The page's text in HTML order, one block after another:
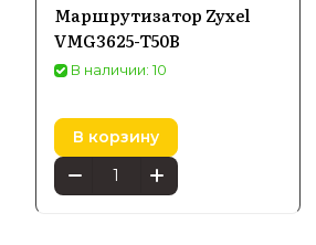
Маршрутизатор Zyxel
VMG3625-T50B
В наличии: 10
В корзину